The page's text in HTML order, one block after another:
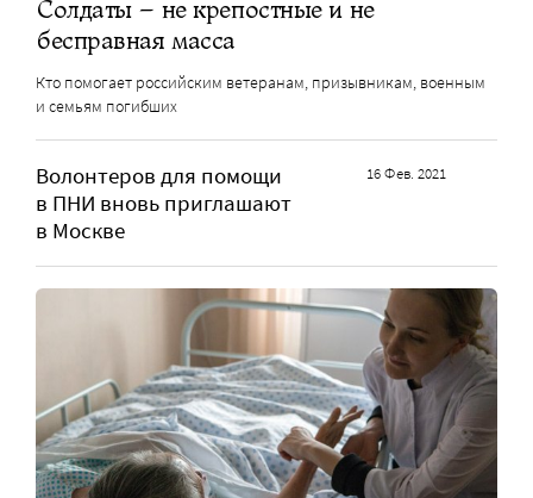
Солдаты – не крепостные и не
бесправная масса
Кто помогает российским ветеранам, призывникам, военным
и семьям погибших
Волонтеров для помощи
в ПНИ вновь приглашают
в Москве
16 Фев. 2021